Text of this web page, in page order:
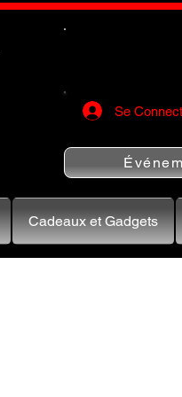
Se
Cadeaux et Gadgets